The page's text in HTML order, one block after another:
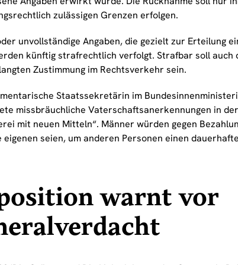
zulässigen Grenzen erfolgen.
unvollständige Angaben, die gezielt zur Erteilung
künftig strafrechtlich verfolgt. Strafbar soll auch
Zustimmung im Rechtsverkehr sein.
Staatssekretärin im
missbräuchliche Vaterschaftsanerkennungen in
mit neuen Mitteln“. Männer würden gegen
seien, um anderen Personen einen
warnt vor